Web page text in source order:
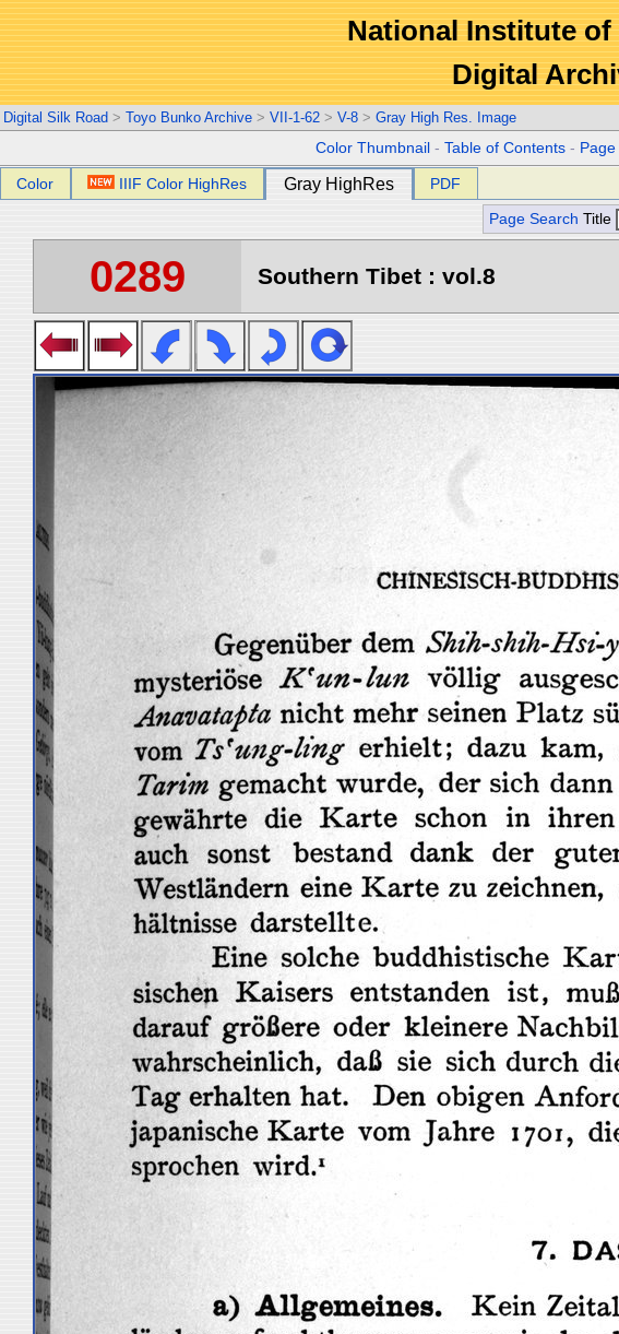
National Institute
Digital
Digital Silk Road > Toyo Bunko Archive > VII-1-62 > V-8 > Gray High Res. Image
Color Thumbnail -Table of Contents -
Color IIIF Color HighRes Gray HighRes PDF
Page Search Title
0289 Southern Tibet : vol.8